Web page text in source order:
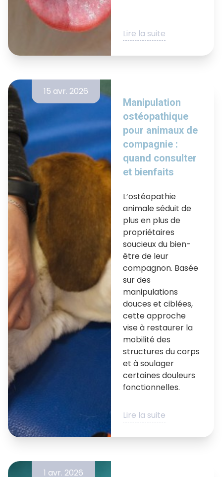
Lire la suite
15 avr. 2026
Manipulation
ostéopathique
pour animaux de
compagnie :
quand consulter
et bienfaits
L’ostéopathie
animale séduit de
plus en plus de
propriétaires
soucieux du bien-
être de leur
compagnon. Basée
sur des
manipulations
douces et ciblées,
cette approche
vise à restaurer la
mobilité des
structures du corps
et à soulager
certaines douleurs
fonctionnelles.
Lire la suite
1 avr. 2026